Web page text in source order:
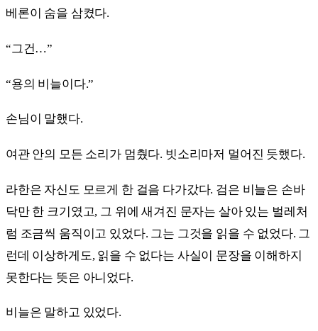
베론이 숨을 삼켰다.
“그건…”
“용의 비늘이다.”
손님이 말했다.
여관 안의 모든 소리가 멈췄다. 빗소리마저 멀어진 듯했다.
라한은 자신도 모르게 한 걸음 다가갔다. 검은 비늘은 손바
닥만 한 크기였고, 그 위에 새겨진 문자는 살아 있는 벌레처
럼 조금씩 움직이고 있었다. 그는 그것을 읽을 수 없었다. 그
런데 이상하게도, 읽을 수 없다는 사실이 문장을 이해하지
못한다는 뜻은 아니었다.
비늘은 말하고 있었다.